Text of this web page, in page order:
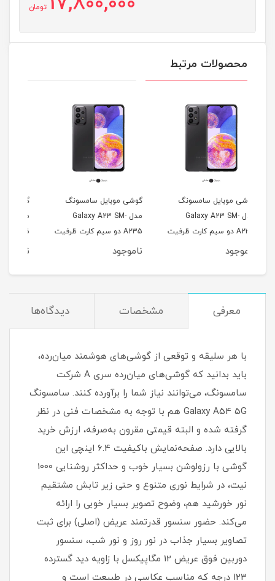
تومان
محصولات مرتبط
گوشی موبایل سامسونگ
مدل Galaxy A23 SM-
A235 دو سیم کارت ظرفیت
ناموجود
گوشی موبایل سامسونگ
مدل Galaxy A73 5G
ظرفیت 256 گیگابایت و رم
ناموجود
معرفی مشخصات دیدگاه‌ها
با هر سلیقه و توقعی از گوشی‌های هوشمند میان‌رده،
باید بدانید که گوشی‌های میان‌رده سری A شرکت
سامسونگ، می‌توانند نیاز شما را برآورده کنند. سامسونگ
Galaxy A54 5G هم با توجه به مشخصات فنی در نظر
گرفته شده و البته قیمتی مقرون به‌صرفه، ارزش خرید
بالایی دارد. صفحه‌نمایش باکیفیت 6.4 اینچی این
گوشی با رزولوشن بسیار خوب و حداکثر روشنایی 1000
نیت، در شرایط نوری متنوع و حتی زیر تابش مشتقیم
نور خورشید هم، وضوح تصویر بسیار خوبی را ارائه
می‌کند. حضور سنسور قدرتمند عریض (اصلی) برای ثبت
تصاویر بسیار جذاب در نور روز و نور شب، سنسور
دوربین فوق عریض 12 مگاپیکسل با زاویه دید گسترده
123 درجه که مناسب عکاسی در طبیعت است و